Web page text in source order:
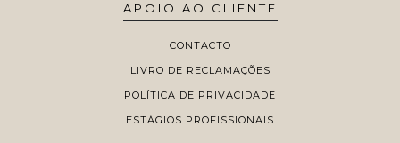
APOIO AO CLIENTE
CONTACTO
LIVRO DE RECLAMAÇÕES
POLÍTICA DE PRIVACIDADE
ESTÁGIOS PROFISSIONAIS